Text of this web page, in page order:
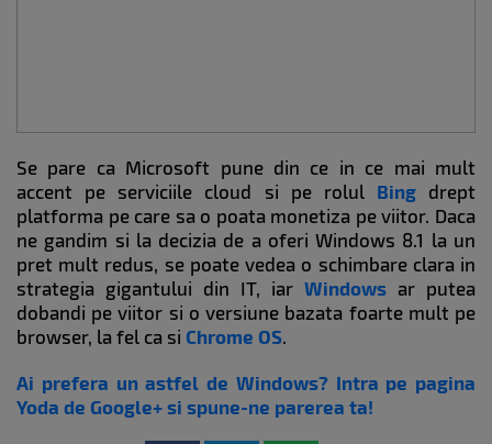
Se pare ca Microsoft pune din ce in ce mai mult
accent pe serviciile cloud si pe rolul Bingdrept
platforma pe care sa o poata monetiza pe viitor. Daca
ne gandim si la decizia de a oferi Windows 8.1 la un
pret mult redus, se poate vedea o schimbare clara in
strategia gigantului din IT, iar Windows ar putea
dobandi pe viitor si o versiune bazata foarte mult pe
browser, la fel ca si Chrome OS.
Ai prefera un astfel de Windows? Intra pe pagina
Yoda de Google+ si spune-ne parerea ta!